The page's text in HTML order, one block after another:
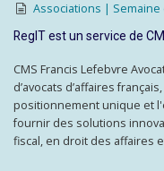
Associations | Semaine
RegIT est un service de
CMS Francis Lefebvre
d’avocats d’affaires
positionnement unique et
fournir des solutions
fiscal, en droit des affaires